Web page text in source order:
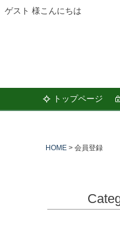
ゲスト 様こんにちは
トップページ
HOME 会員登録